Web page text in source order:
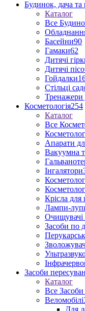
Будинок, дача та
Каталог
Все
Басейни90
Гамаки62
Дитячі
Дитячі
Гойдалки
Стільці
Тренажери
Косметологія254
Каталог
Все
Апарати
Вакуумна
Інгалятори
Крісла
Лампи-лупи
Очищувачі
Засоби по
Засоби
Каталог
Все
Веломобілі
Для